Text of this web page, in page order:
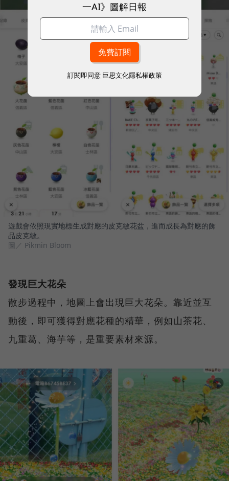
遊戲會依照現實地標生成對應的皮克敏花盆，進而成長為對應的飾
品皮克敏。
圖／ Pikmin Bloom
發現巨大花朵
散步過程中，地圖上會出現巨大花朵。靠近並互
動後，即可獲得對應花種的精華，例如山茶花、
九重葛、海芋等，是重要素材來源。
一AI》圖解日報
訂閱即同意 巨思文化隱私權政策